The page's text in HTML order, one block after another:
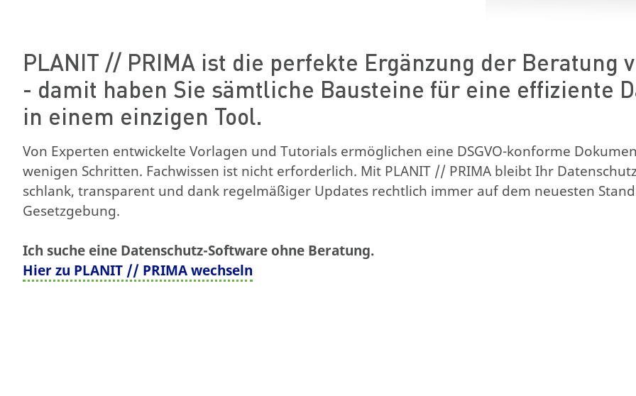
PLANIT // PRIMA ist die perfekte Ergänzung der Beratung
- damit haben Sie sämtliche Bausteine für eine effiziente
in einem einzigen Tool.
Von Experten entwickelte Vorlagen und Tutorials ermöglichen eine DSGVO-konforme
wenigen Schritten. Fachwissen ist nicht erforderlich. Mit PLANIT // PRIMA bleibt Ihr
schlank, transparent und dank regelmäßiger Updates rechtlich immer auf dem neuesten
Gesetzgebung.
Ich suche eine Datenschutz-Software ohne Beratung.
Hier zu PLANIT // PRIMA wechseln